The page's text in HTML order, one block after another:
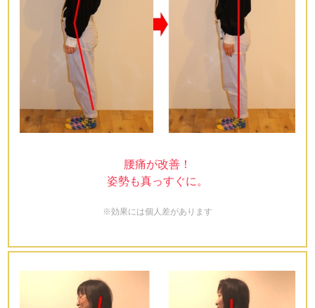
腰痛が改善！
姿勢も真っすぐに。
※効果には個人差があります